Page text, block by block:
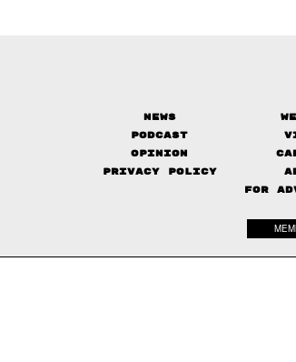
News
Podcast
Opinion
Privacy Policy
FOR